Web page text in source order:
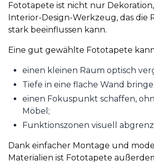
Fototapete ist nicht nur
Interior-Design-Werkzeug, das die
stark beeinflussen kann.
Eine gut gewählte Fototapete
einen kleinen Raum optisch
Tiefe in eine flache Wand
einen Fokuspunkt schaffen,
Möbel;
Funktionszonen visuell
Dank einfacher Montage und
Materialien ist Fototapete